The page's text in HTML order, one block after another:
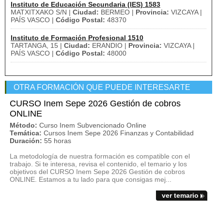
Instituto de Educación Secundaria (IES) 1583
MATXITXAKO S/N | Ciudad: BERMEO | Provincia: VIZCAYA |
PAÍS VASCO | Código Postal: 48370
Instituto de Formación Profesional 1510
TARTANGA, 15 | Ciudad: ERANDIO | Provincia: VIZCAYA |
PAÍS VASCO | Código Postal: 48000
OTRA FORMACIÓN QUE PUEDE INTERESARTE
CURSO Inem Sepe 2026 Gestión de cobros
ONLINE
Método: Curso Inem Subvencionado Online
Temática: Cursos Inem Sepe 2026 Finanzas y Contabilidad
Duración: 55 horas
La metodología de nuestra formación es compatible con el
trabajo. Si te interesa, revisa el contenido, el temario y los
objetivos del CURSO Inem Sepe 2026 Gestión de cobros
ONLINE. Estamos a tu lado para que consigas mej...
ver temario